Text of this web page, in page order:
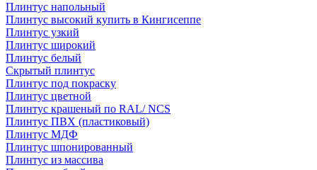
Плинтус напольный
Плинтус высокий купить в Кингисеппе
Плинтус узкий
Плинтус широкий
Плинтус белый
Скрытый плинтус
Плинтус под покраску
Плинтус цветной
Плинтус крашеный по RAL/ NCS
Плинтус ПВХ (пластиковый)
Плинтус МДФ
Плинтус шпонированный
Плинтус из массива